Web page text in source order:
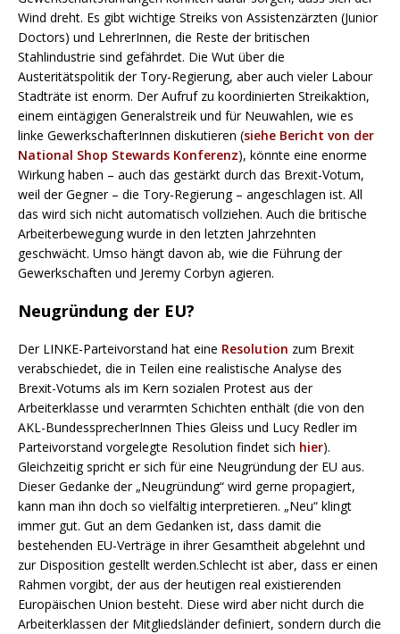
Wind dreht. Es gibt wichtige Streiks von Assistenzärzten (Junior
Doctors) und LehrerInnen, die Reste der britischen
Stahlindustrie sind gefährdet. Die Wut über die
Austeritätspolitik der Tory-Regierung, aber auch vieler Labour
Stadträte ist enorm. Der Aufruf zu koordinierten Streikaktion,
einem eintägigen Generalstreik und für Neuwahlen, wie es
linke GewerkschafterInnen diskutieren (siehe Bericht von der
National Shop Stewards Konferenz), könnte eine enorme
Wirkung haben – auch das gestärkt durch das Brexit-Votum,
weil der Gegner – die Tory-Regierung – angeschlagen ist. All
das wird sich nicht automatisch vollziehen. Auch die britische
Arbeiterbewegung wurde in den letzten Jahrzehnten
geschwächt. Umso hängt davon ab, wie die Führung der
Gewerkschaften und Jeremy Corbyn agieren.
Neugründung der EU?
Der LINKE-Parteivorstand hat eine Resolution zum Brexit
verabschiedet, die in Teilen eine realistische Analyse des
Brexit-Votums als im Kern sozialen Protest aus der
Arbeiterklasse und verarmten Schichten enthält (die von den
AKL-BundessprecherInnen Thies Gleiss und Lucy Redler im
Parteivorstand vorgelegte Resolution findet sich hier).
Gleichzeitig spricht er sich für eine Neugründung der EU aus.
Dieser Gedanke der „Neugründung“ wird gerne propagiert,
kann man ihn doch so vielfältig interpretieren. „Neu“ klingt
immer gut. Gut an dem Gedanken ist, dass damit die
bestehenden EU-Verträge in ihrer Gesamtheit abgelehnt und
zur Disposition gestellt werden.Schlecht ist aber, dass er einen
Rahmen vorgibt, der aus der heutigen real existierenden
Europäischen Union besteht. Diese wird aber nicht durch die
Arbeiterklassen der Mitgliedsländer definiert, sondern durch die